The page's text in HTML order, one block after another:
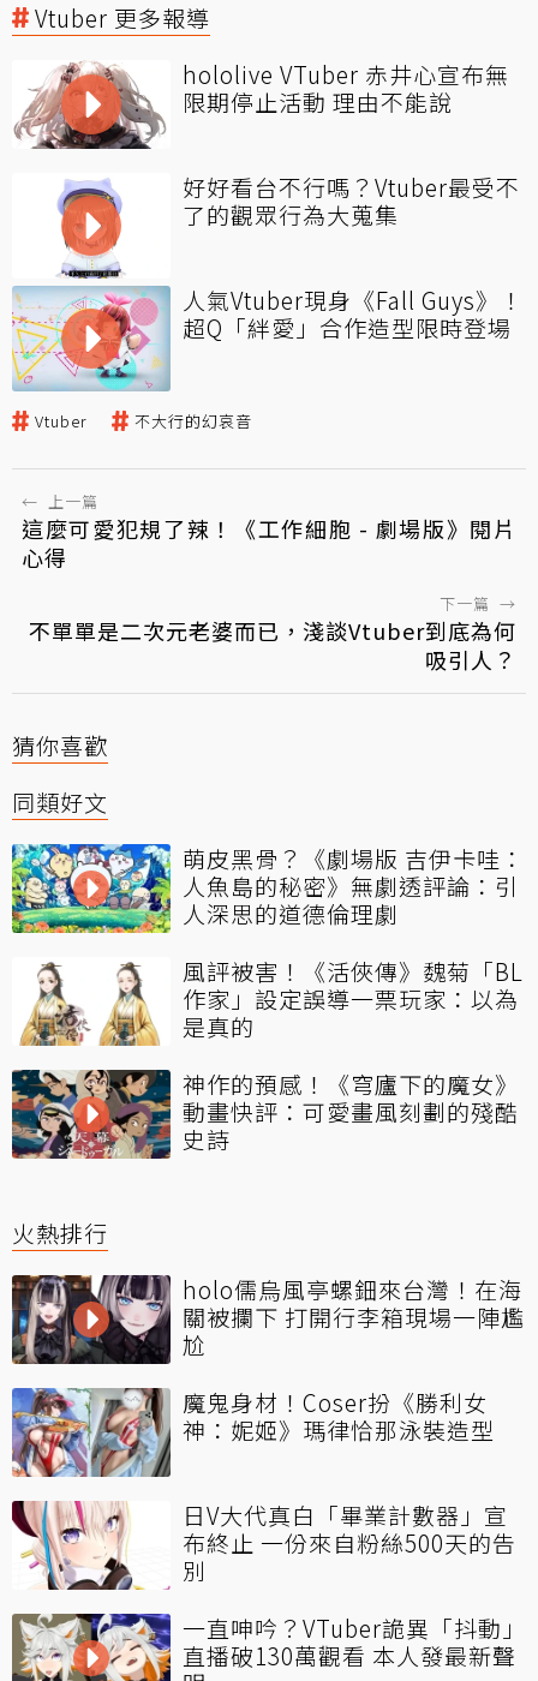
Vtuber 更多報導
hololive VTuber 赤井心宣布無
限期停止活動 理由不能說
好好看台不行嗎？Vtuber最受不
了的觀眾行為大蒐集
人氣Vtuber現身《Fall Guys》！
超Q「絆愛」合作造型限時登場
Vtuber 不大行的幻哀音
← 上一篇
這麼可愛犯規了辣！《工作細胞 - 劇場版》閱片
心得
下一篇 →
不單單是二次元老婆而已，淺談Vtuber到底為何
吸引人？
猜你喜歡
同類好文
萌皮黑骨？《劇場版 吉伊卡哇：
人魚島的秘密》無劇透評論：引
人深思的道德倫理劇
風評被害！《活俠傳》魏菊「BL
作家」設定誤導一票玩家：以為
是真的
神作的預感！《穹廬下的魔女》
動畫快評：可愛畫風刻劃的殘酷
史詩
火熱排行
holo儒烏風亭螺鈿來台灣！在海
關被攔下 打開行李箱現場一陣尷
尬
魔鬼身材！Coser扮《勝利女
神：妮姬》瑪律恰那泳裝造型
日V大代真白「畢業計數器」宣
布終止 一份來自粉絲500天的告
別
一直呻吟？VTuber詭異「抖動」
直播破130萬觀看 本人發最新聲